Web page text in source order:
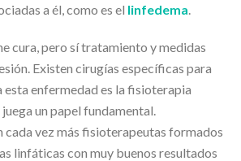
a él, como es el linfedema.
cura, pero sí tratamiento y medidas
Existen cirugías específicas para
enfermedad es la fisioterapia
un papel fundamental.
cada vez más fisioterapeutas formados
linfáticas con muy buenos resultados